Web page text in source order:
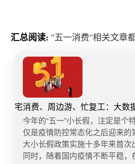
汇总阅读: "五一消费"相关文章
宅消费、周边游、忙复工：大数
出行3大趋势
今年的“五一”小长假，注定是个
仅是疫情防控常态化之后迎来的
大小长假政策实施十多年来首次
同时，随着国内疫情不断平稳，